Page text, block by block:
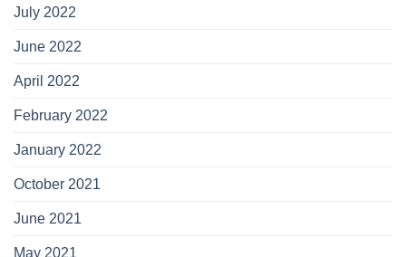
July 2022
June 2022
April 2022
February 2022
January 2022
October 2021
June 2021
May 2021